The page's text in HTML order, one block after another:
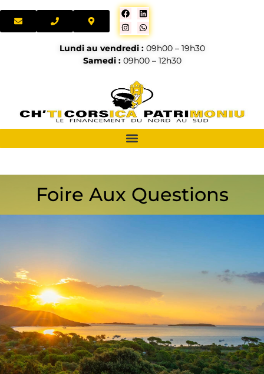
Lundi au vendredi :09h00 – 19h30
Samedi :09h00 – 12h30
Foire Aux Questions